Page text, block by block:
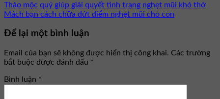
Thảo mộc quý giúp giải quyết tình trạng nghẹt mũi khó thở
Mách bạn cách chữa dứt điểm nghẹt mũi cho con
Để lại một bình luận
Email của bạn sẽ không được hiển thị công khai. Các trường
bắt buộc được đánh dấu *
Bình luận *